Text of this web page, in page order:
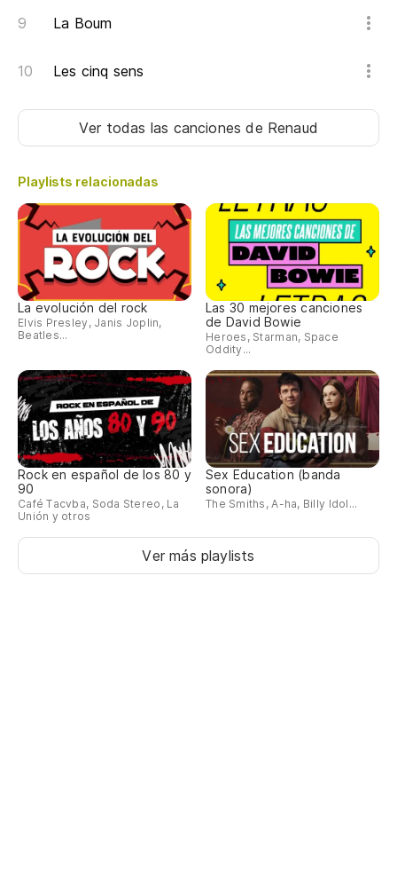
La Boum
Les cinq sens
Ver todas las cancionesde Renaud
Playlists relacionadas
La evolución del rock
Elvis Presley, Janis Joplin,
Beatles...
Las 30 mejores canciones
de David Bowie
Heroes, Starman, Space
Oddity...
Rock en español de los 80 y
90
Café Tacvba, Soda Stereo, La
Unión y otros
Sex Education (banda
sonora)
The Smiths, A-ha, Billy Idol...
Ver más playlists